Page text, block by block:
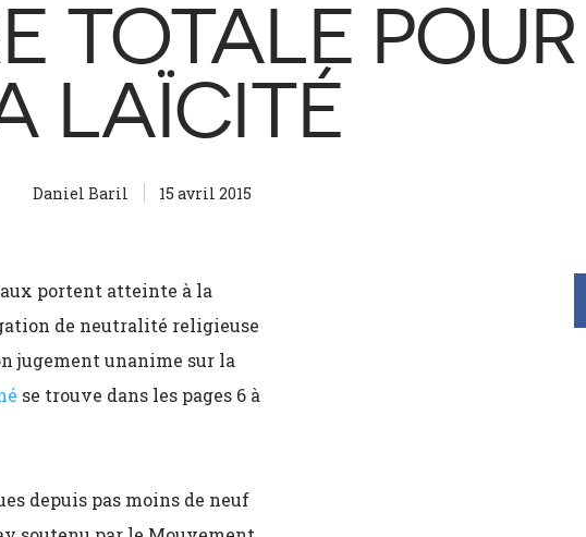
TOTALE POUR
LAÏCITÉ
Daniel Baril 15 avril 2015
portent atteinte à la
de neutralité religieuse
jugement unanime sur la
se trouve dans les pages 6 à
depuis pas moins de neuf